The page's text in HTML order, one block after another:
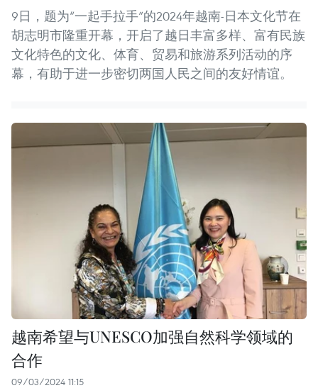
9日，题为“一起手拉手”的2024年越南-日本文化节在
胡志明市隆重开幕，开启了越日丰富多样、富有民族
文化特色的文化、体育、贸易和旅游系列活动的序
幕，有助于进一步密切两国人民之间的友好情谊。
越南希望与UNESCO加强自然科学领域的
合作
09/03/2024 11:15